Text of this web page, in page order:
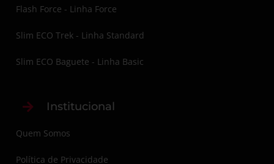
Flash Force - Linha Force
Slim ECO Trek - Linha Standard
Slim ECO Baguete - Linha Basic
Institucional
Quem Somos
Política de Privacidade